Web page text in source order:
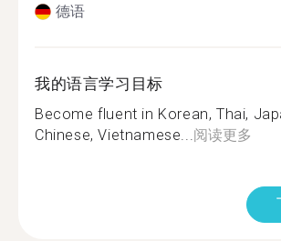
德语
我的语言学习目标
Become fluent in Korean, Thai,
Chinese, Vietnamese...阅读更多